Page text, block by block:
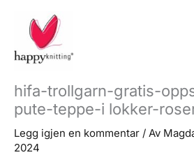
innholdet
hifa-trollgarn-gratis-
pute-teppe-i lokker-
Legg igjen en kommentar / Av
2024